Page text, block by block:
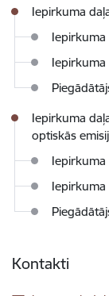
Iepirkuma
Iepirkuma
Iepirkuma
optiskās
Iepirkuma
Kontakti